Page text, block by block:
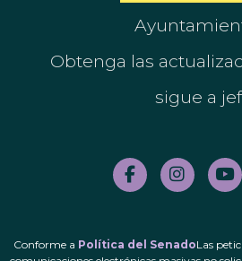
Obtenga las
sigue a
Conforme a Política del SenadoLas